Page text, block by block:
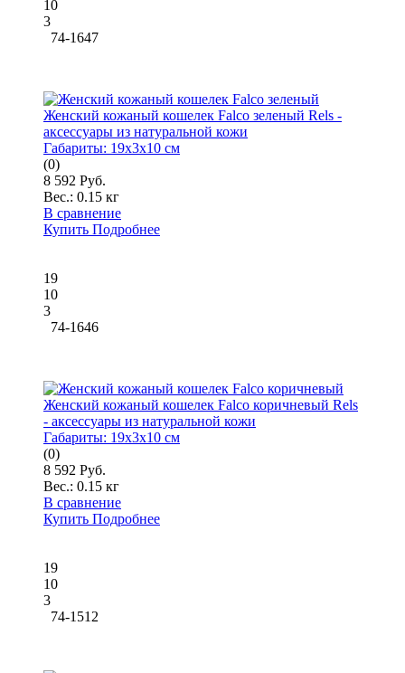
10
3
74-1647
Женский кожаный кошелек Falco зеленый Rels -
аксессуары из натуральной кожи
Габариты: 19x3x10 см
(0)
8 592 Руб.
Вес.: 0.15 кг
В сравнение
Купить Подробнее
19
10
3
74-1646
Женский кожаный кошелек Falco коричневый Rels
- аксессуары из натуральной кожи
Габариты: 19x3x10 см
(0)
8 592 Руб.
Вес.: 0.15 кг
В сравнение
Купить Подробнее
19
10
3
74-1512